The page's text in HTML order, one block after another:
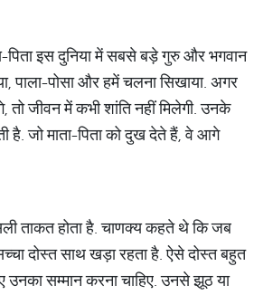
पिता इस दुनिया में सबसे बड़े गुरु और भगवान
पाला-पोसा और हमें चलना सिखाया. अगर
तो जीवन में कभी शांति नहीं मिलेगी. उनके
है. जो माता-पिता को दुख देते हैं, वे आगे
ताकत होता है. चाणक्य कहते थे कि जब
दोस्त साथ खड़ा रहता है. ऐसे दोस्त बहुत
सम्मान करना चाहिए. उनसे झूठ या